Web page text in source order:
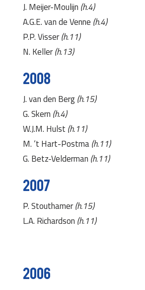
J. Meijer-Moulijn (h.4)
A.G.E. van de Venne (h.4)
P.P. Visser(h.11)
N. Keller(h.13)
2008
J. van den Berg(h.15)
G. Skern (h.4)
W.J.M. Hulst (h.11)
M. ‘t Hart-Postma(h.11)
G. Betz-Velderman (h.11)
2007
P. Stouthamer(h.15)
L.A. Richardson (h.11)
2006